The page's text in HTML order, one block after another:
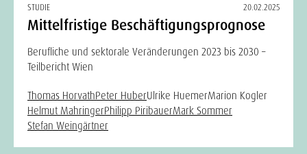
STUDIE 20.02.2025
Mittelfristige Beschäftigungsprognose
Berufliche und sektorale Veränderungen 2023 bis 2030 –
Teilbericht Wien
Thomas HorvathPeter HuberUlrike HuemerMarion Kogler
Helmut MahringerPhilipp PiribauerMark Sommer
Stefan Weingärtner